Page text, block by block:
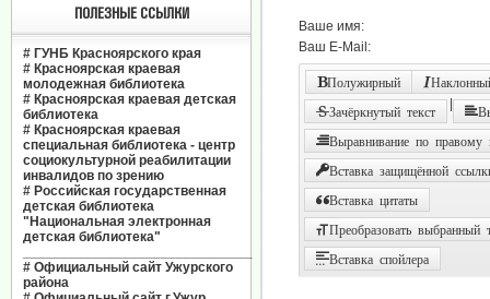
ПОЛЕЗНЫЕ ССЫЛКИ
# ГУНБ Красноярского края
# Красноярская краевая
молодежная библиотека
# Красноярская краевая детская
библиотека
# Красноярская краевая
специальная библиотека - центр
социокультурной реабилитации
инвалидов по зрению
# Российская государственная
детская библиотека
"Национальная электронная
детская библиотека"
# Официальный сайт Ужурского
района
Ваше имя:
Ваш E-Mail:
Полужирный
Зачёркнутый текст
Выравнивание по правому
Вставка защищённой
Вставка цитаты
Преобразовать выбранный
Вставка спойлера